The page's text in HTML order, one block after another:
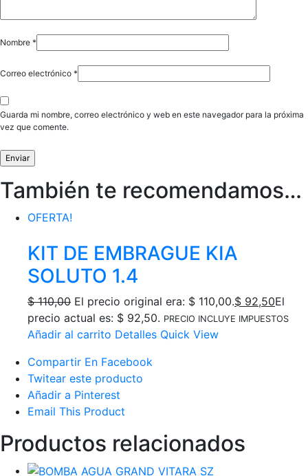
Nombre *
Correo electrónico *
Guarda mi nombre, correo electrónico y web en este navegador para la próxima
vez que comente.
También te recomendamos…
OFERTA!
KIT DE EMBRAGUE KIA
SOLUTO 1.4
$110,00 El precio original era: $ 110,00.$ 92,50El
precio actual es: $ 92,50. PRECIO INCLUYE IMPUESTOS
Añadir al carrito Detalles Quick View
Compartir En Facebook
Twitear este producto
Añadir a Pinterest
Email This Product
Productos relacionados